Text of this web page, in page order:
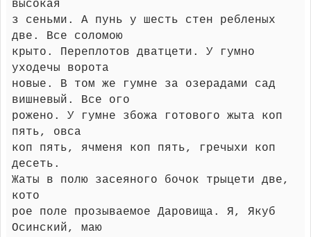
высокая
з сеньми. А пунь у шесть стен ребленых
две. Все соломою
крыто. Переплотов дватцети. У гумно
уходечы ворота
новые. В том же гумне за озерадами сад
вишневый. Все ого
рожено. У гумне збожа готового жыта коп
пять, овса
коп пять, ячменя коп пять, гречыхи коп
десеть.
Жаты в полю засеяного бочок трыцети две,
кото
рое поле прозываемое Даровища. Я, Якуб
Осинский, маю